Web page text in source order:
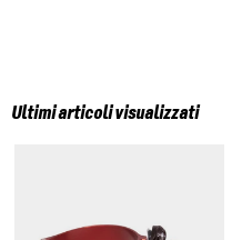
Ultimi articoli visualizzati